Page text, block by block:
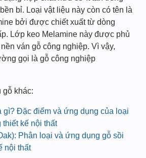
bỉ. Loại vật liệu này còn có tên là
bởi được chiết xuất từ dòng
Lớp keo Melamine này được phủ
ván gỗ công nghiệp. Vì vậy,
gọi là gỗ công nghiệp
gỗ khác:
gì? Đặc điểm và ứng dụng của loại
thiết kế nội thất
Phân loại và ứng dụng gỗ sồi
nội thất